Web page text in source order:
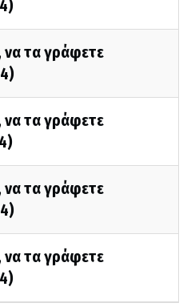
να τα γράφετε
να τα γράφετε
να τα γράφετε
να τα γράφετε